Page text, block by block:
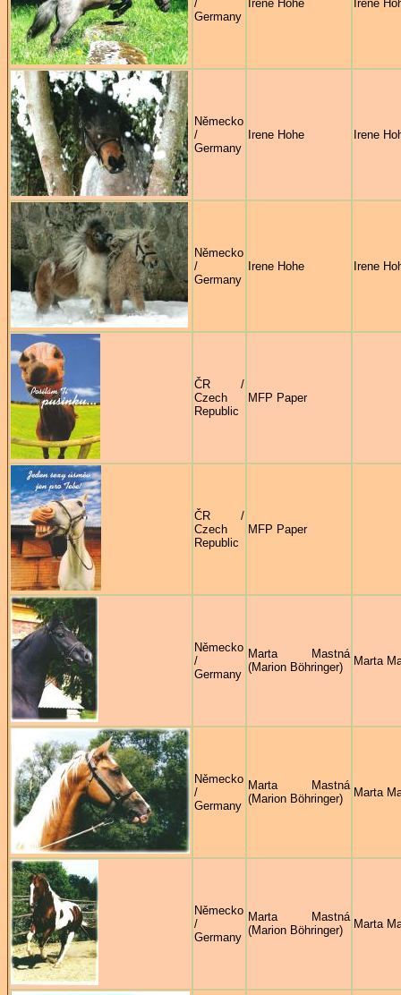
/
Germany
Irene Hohe Irene
Německo
/
Germany
Irene Hohe Irene
Německo
/
Germany
Irene Hohe Irene
ČR /
Czech
Republic
MFP Paper
ČR /
Czech
Republic
MFP Paper
Německo
/
Germany
Marta Mastná
(Marion Böhringer)
Marta
Německo
/
Germany
Marta Mastná
(Marion Böhringer)
Marta
Německo
/
Germany
Marta Mastná
(Marion Böhringer)
Marta